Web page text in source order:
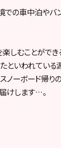
の車中泊やバ
楽しむことがで
といわれている
ノーボード帰
けします…。